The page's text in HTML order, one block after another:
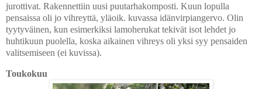
jurottivat. Rakennettiin uusi puutarhakomposti. Kuun lopulla
pensaissa oli jo vihreyttä, yläoik. kuvassa idänvirpiangervo. Olin
tyytyväinen, kun esimerkiksi lamoherukat tekivät isot lehdet jo
huhtikuun puolella, koska aikainen vihreys oli yksi syy pensaiden
valitsemiseen (ei kuvissa).
Toukokuu